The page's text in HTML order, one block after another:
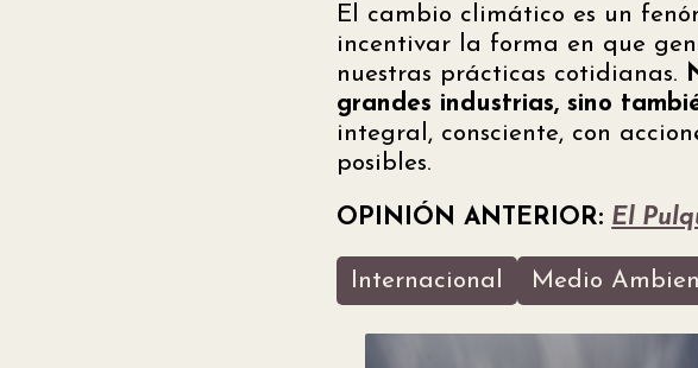
El cambio climático es un
incentivar la forma en que
nuestras prácticas cotidianas.
grandes industrias, sino
integral, consciente, con
posibles.
OPINIÓN ANTERIOR: El
Internacional Medio